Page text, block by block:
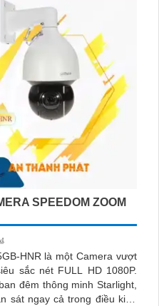
SPEEDOM ZOOM
HNR là một Camera vượt
sắc nét FULL HD 1080P.
đêm thông minh Starlight,
sát ngay cả trong điều kiện